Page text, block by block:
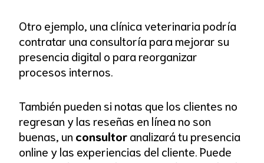
Otro ejemplo, una clínica veterinaria podría
contratar una consultoría para mejorar su
presencia digital o para reorganizar
procesos internos.
También pueden si notas que los clientes no
regresan y las reseñas en línea no son
buenas, un consultoranalizará tu presencia
online y las experiencias del cliente. Puede